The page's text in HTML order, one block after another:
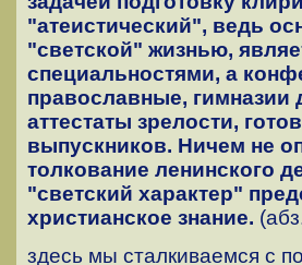
"атеистический", ведь
"светской" жизнью,
специальностями, а
православные, гимназии
аттестаты зрелости,
выпускников. Ничем не
толкование ленинского
"светский характер"
христианское знание.
здесь мы сталкиваемся с